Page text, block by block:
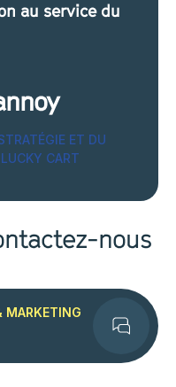
au service du
ET DU
CART
nous
MARKETING
Contact